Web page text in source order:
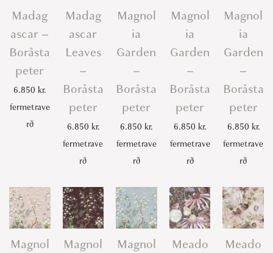
Madag
ascar –
Boråsta
peter
6.850 kr.
fermetrave
rð
Madag
ascar
Leaves
–
Boråsta
peter
6.850 kr.
fermetrave
rð
Magnol
ia
Garden
–
Boråsta
peter
6.850 kr.
fermetrave
rð
Magnol
ia
Garden
–
Boråsta
peter
6.850 kr.
fermetrave
rð
Magnol
ia
Garden
–
Boråsta
peter
6.850 kr.
fermetrave
rð
Magnol
Magnol
Magnol
Meado
Meado